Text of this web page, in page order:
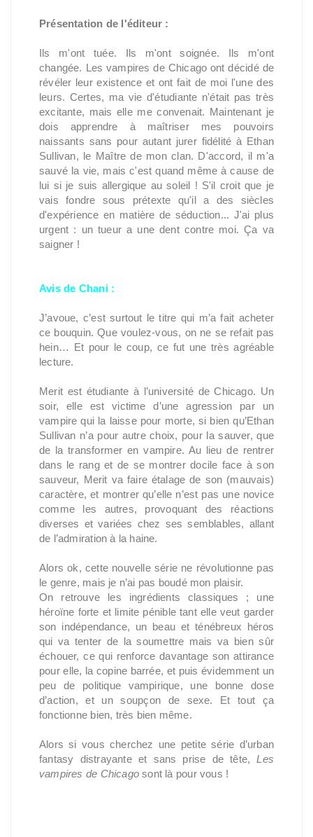
Présentation de l'éditeur :
Ils m'ont tuée. Ils m'ont soignée. Ils m'ont
changée. Les vampires de Chicago ont décidé de
révéler leur existence et ont fait de moi l'une des
leurs. Certes, ma vie d'étudiante n'était pas très
excitante, mais elle me convenait. Maintenant je
dois apprendre à maîtriser mes pouvoirs
naissants sans pour autant jurer fidélité à Ethan
Sullivan, le Maître de mon clan. D'accord, il m'a
sauvé la vie, mais c'est quand même à cause de
lui si je suis allergique au soleil ! S'il croit que je
vais fondre sous prétexte qu'il a des siècles
d'expérience en matière de séduction... J'ai plus
urgent : un tueur a une dent contre moi. Ça va
saigner !
Avis de Chani :
J’avoue, c’est surtout le titre qui m’a fait acheter
ce bouquin. Que voulez-vous, on ne se refait pas
hein… Et pour le coup, ce fut une très agréable
lecture.
Merit est étudiante à l’université de Chicago. Un
soir, elle est victime d’une agression par un
vampire qui la laisse pour morte, si bien qu’Ethan
Sullivan n’a pour autre choix, pour la sauver, que
de la transformer en vampire. Au lieu de rentrer
dans le rang et de se montrer docile face à son
sauveur, Merit va faire étalage de son (mauvais)
caractère, et montrer qu’elle n’est pas une novice
comme les autres, provoquant des réactions
diverses et variées chez ses semblables, allant
de l’admiration à la haine.
Alors ok, cette nouvelle série ne révolutionne pas
le genre, mais je n’ai pas boudé mon plaisir.
On retrouve les ingrédients classiques ; une
héroïne forte et limite pénible tant elle veut garder
son indépendance, un beau et ténébreux héros
qui va tenter de la soumettre mais va bien sûr
échouer, ce qui renforce davantage son attirance
pour elle, la copine barrée, et puis évidemment un
peu de politique vampirique, une bonne dose
d’action, et un soupçon de sexe. Et tout ça
fonctionne bien, très bien même.
Alors si vous cherchez une petite série d’urban
fantasy distrayante et sans prise de tête,Les
vampires de Chicago sont là pour vous !